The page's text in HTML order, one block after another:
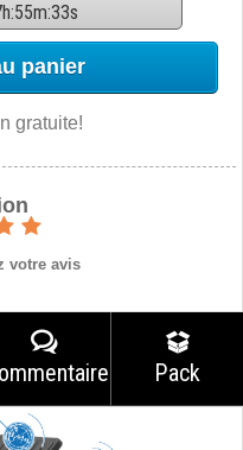
h:55m:32s
panier
gratuite!
votre avis
Pack